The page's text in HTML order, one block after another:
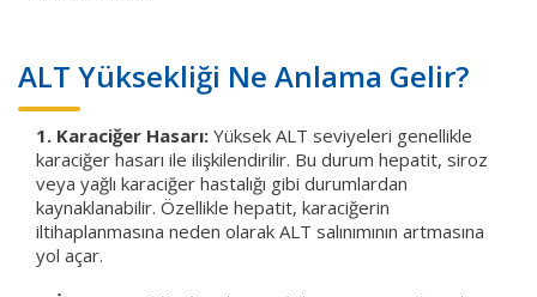
ALT Yüksekliği Ne Anlama Gelir?
1. Karaciğer Hasarı: Yüksek ALT seviyeleri genellikle
karaciğer hasarı ile ilişkilendirilir. Bu durum hepatit, siroz
veya yağlı karaciğer hastalığı gibi durumlardan
kaynaklanabilir. Özellikle hepatit, karaciğerin
iltihaplanmasına neden olarak ALT salınımının artmasına
yol açar.